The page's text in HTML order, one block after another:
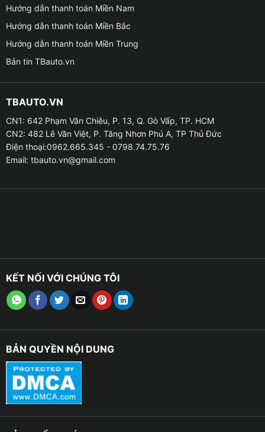
Hướng dẫn thanh toán Miền Nam
Hướng dẫn thanh toán Miền Bắc
Hướng dẫn thanh toán Miền Trung
Bản tin TBauto.vn
TBAUTO.VN
CN1: 642 Phạm Văn Chiêu, P. 13, Q. Gò Vấp, TP. HCM
CN2: 482 Lê Văn Việt, P. Tăng Nhơn Phú A, TP Thủ Đức
Điện thoại:0962.665.345 - 0798.74.75.76
Email: tbauto.vn@gmail.com
KẾT NỐI VỚI CHÚNG TÔI
BẢN QUYỀN NỘI DUNG